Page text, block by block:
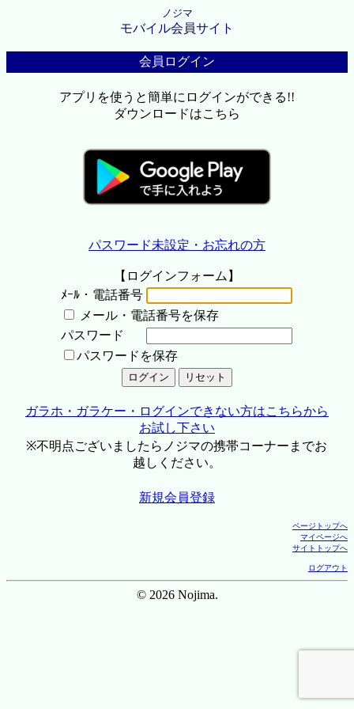
ノジマ
モバイル会員サイト
会員ログイン
アプリを使うと簡単にログインができる!!
ダウンロードはこちら
パスワード未設定・お忘れの方
【ログインフォーム】
ﾒｰﾙ・電話番号
メール・電話番号を保存
パスワード
パスワードを保存
ガラホ・ガラケー・ログインできない方はこちらから
お試し下さい
※不明点ございましたらノジマの携帯コーナーまでお
越しください。
新規会員登録
ページトップへ
マイページへ
サイトトップへ
ログアウト
© 2026 Nojima.